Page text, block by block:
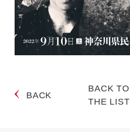
BACK
BACK TO
THE LIST